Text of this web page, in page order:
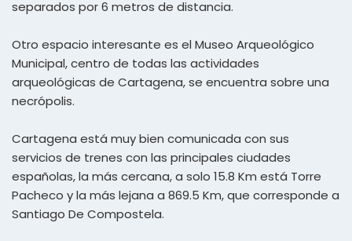
separados por 6 metros de distancia.
Otro espacio interesante es el Museo Arqueológico
Municipal, centro de todas las actividades
arqueológicas de Cartagena, se encuentra sobre una
necrópolis.
Cartagena está muy bien comunicada con sus
servicios de trenes con las principales ciudades
españolas, la más cercana, a solo 15.8 Km está Torre
Pacheco y la más lejana a 869.5 Km, que corresponde a
Santiago De Compostela.